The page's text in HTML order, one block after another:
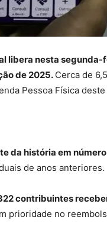
libera nesta segunda-
de 2025. Cerca de
Pessoa Física
da história em
de anos anteriores.
contribuintes
prioridade no